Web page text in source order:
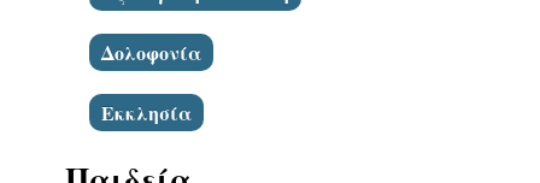
Δολοφονία
Εκκλησία